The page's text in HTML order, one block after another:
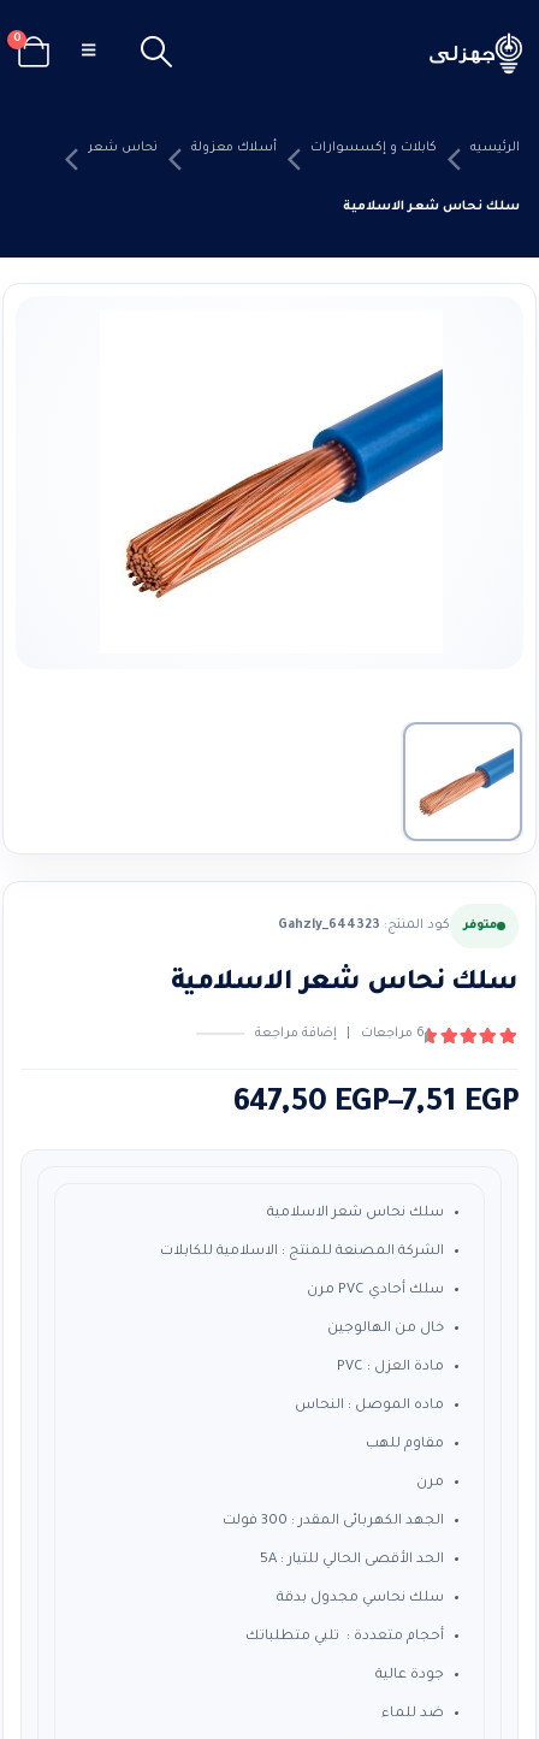
0
الرئيسيه كابلات و إكسسوارات أسلاك معزولة نحاس شعر
سلك نحاس شعر الاسلامية
متوفر كود المنتج: Gahzly_644323
سلك نحاس شعر الاسلامية
6 مراجعات إضافة مراجعة
7,51 EGP
–
647,50 EGP
نطاق
⁦7,51 EGP⁩
خلال
سلك نحاس شعر الاسلامية
الشركة المصنعة للمنتج : الاسلامية للكابلات
سلك أحادي PVC مرن
خال من الهالوجين
مادة العزل : PVC
ماده الموصل : النحاس
مقاوم للهب
مرن
الجهد الكهربائى المقدر : 300 فولت
الحد الأقصى الحالي للتيار : 5A
سلك نحاسي مجدول بدقة
أحجام متعددة : تلبي متطلباتك
جودة عالية
ضد للماء